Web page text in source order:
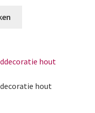
hout